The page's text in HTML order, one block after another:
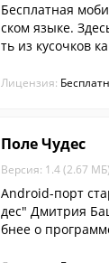
Бесплатная
ском языке.
ть из кусочков
Лицензия:
Поле Чудес
Версия: 1.4 (2.67 МБ)
Android-порт
дес" Дмитрия
бнее о